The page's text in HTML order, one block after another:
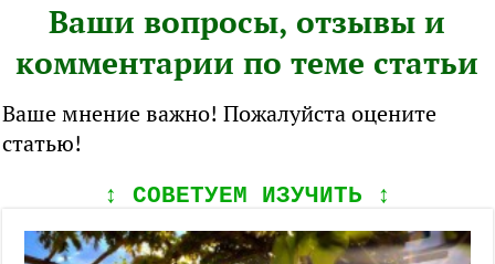
Ваши вопросы, отзывы и
комментарии по теме статьи
Ваше мнение важно! Пожалуйста оцените
статью!
↕️ СОВЕТУЕМ ИЗУЧИТЬ ↕️